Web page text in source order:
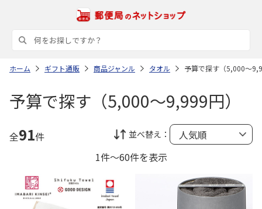
ホーム ギフト通販 商品ジャンル タオル 予算で探す（5,000～
予算で探す（5,000～9,999円）
全91件 並べ替え：
1件～60件を表示